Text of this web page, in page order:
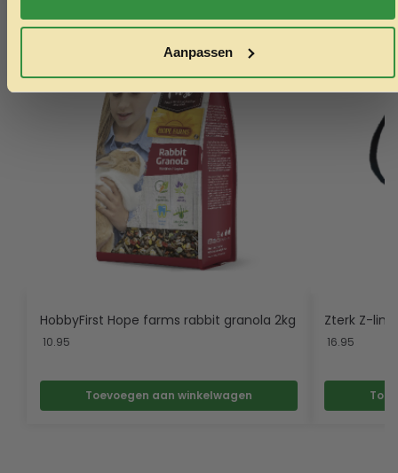
Aanpassen
HobbyFirst Hope farms rabbit granola 2kg
10.95
Toevoegen aan winkelwagen
Zterk Z-
16.95